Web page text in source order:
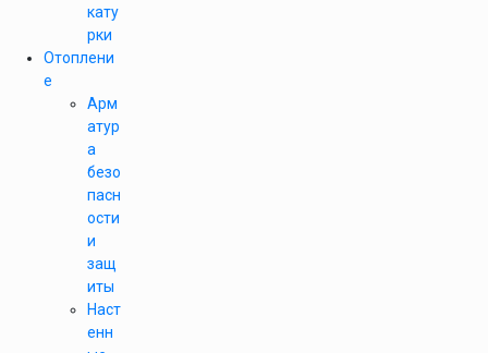
кату
рки
Отоплени
е
Арм
атур
а
безо
пасн
ости
и
защ
иты
Наст
енн